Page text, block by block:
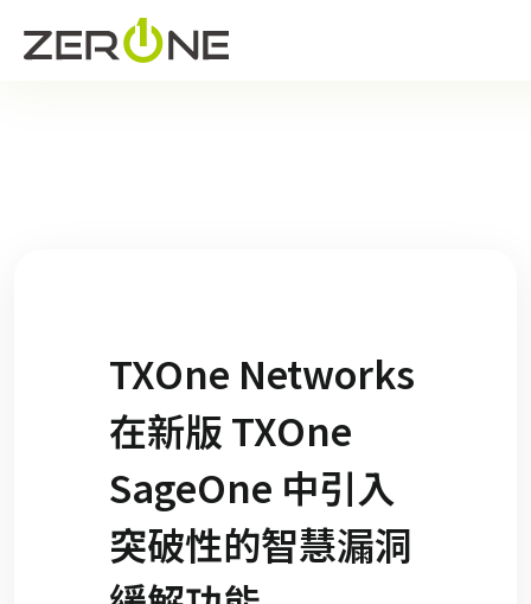
TXOne Networks
在新版 TXOne
SageOne 中引入
突破性的智慧漏洞